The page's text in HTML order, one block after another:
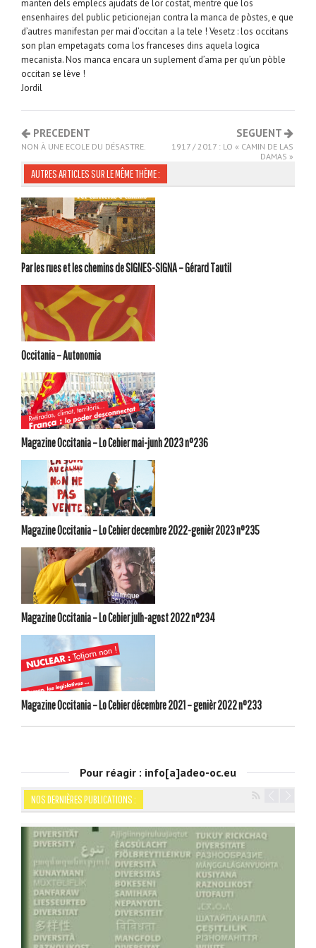
manten dels emplecs ajudats de lor costat, mentre que los
ensenhaires del public peticionejan contra la manca de pòstes, e que
d’autres manifestan per mai d’occitan a la tele ! Vesetz : los occitans
son plan empetagats coma los franceses dins aquela logica
mecanista. Nos manca encara un suplement d’ama per qu’un pòble
occitan se lève !
Jordil
PRECEDENT
NON À UNE ECOLE DU DÉSASTRE.
SEGUENT
1917 / 2017 : LO « CAMIN DE LAS
DAMAS »
AUTRES ARTICLES SUR LE MÊME THÈME :
Par les rues et les chemins de SIGNES-SIGNA – Gérard Tautil
Occitania – Autonomia
Magazine Occitania – Lo Cebier mai-junh 2023 n°236
Magazine Occitania – Lo Cebier decembre 2022-genièr 2023 n°235
Magazine Occitania – Lo Cebier julh-agost 2022 n°234
Magazine Occitania – Lo Cebier décembre 2021 – genièr 2022 n°233
Pour réagir : info[a]adeo-oc.eu
NOS DERNIÈRES PUBLICATIONS :
Navigation